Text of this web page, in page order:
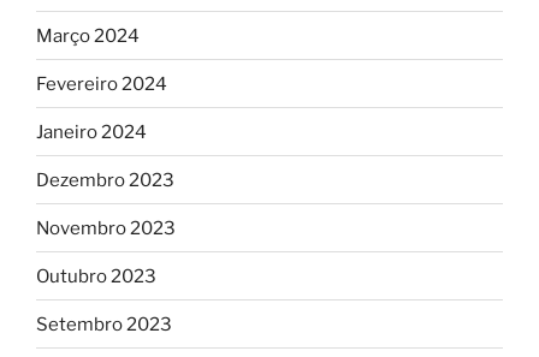
Março 2024
Fevereiro 2024
Janeiro 2024
Dezembro 2023
Novembro 2023
Outubro 2023
Setembro 2023